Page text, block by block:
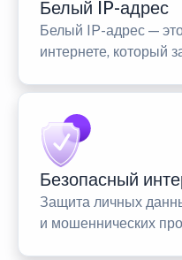
Белый IP-адрес
Белый IP-адрес —
интернете, который
Безопасный
Защита личных
и мошеннических